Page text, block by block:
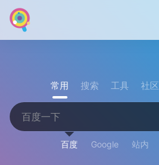
常用 搜索 工具 社区
百度 Google 站内